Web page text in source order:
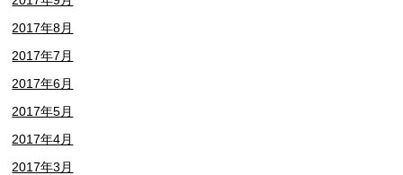
2017年8月
2017年7月
2017年6月
2017年5月
2017年4月
2017年3月